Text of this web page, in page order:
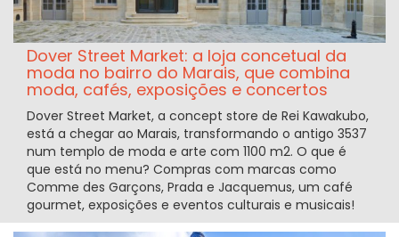
Dover Street Market: a loja concetual da
moda no bairro do Marais, que combina
moda, cafés, exposições e concertos
Dover Street Market, a concept store de Rei Kawakubo,
está a chegar ao Marais, transformando o antigo 3537
num templo de moda e arte com 1100 m2. O que é
que está no menu? Compras com marcas como
Comme des Garçons, Prada e Jacquemus, um café
gourmet, exposições e eventos culturais e musicais!